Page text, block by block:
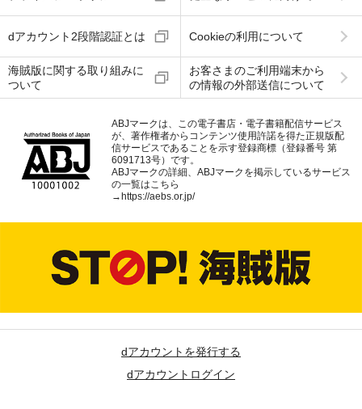
dアカウント2段階認証とは Cookieの利用について
海賊版に関する取り組みに
ついて
お客さまのご利用端末から
の情報の外部送信について
ABJマークは、この電子書店・電子書籍配信サービス
が、著作権者からコンテンツ使用許諾を得た正規版配
信サービスであることを示す登録商標（登録番号 第
6091713号）です。
ABJマークの詳細、ABJマークを掲示しているサービス
の一覧はこちら
→ https://aebs.or.jp/
dアカウントを発行する
dアカウントログイン